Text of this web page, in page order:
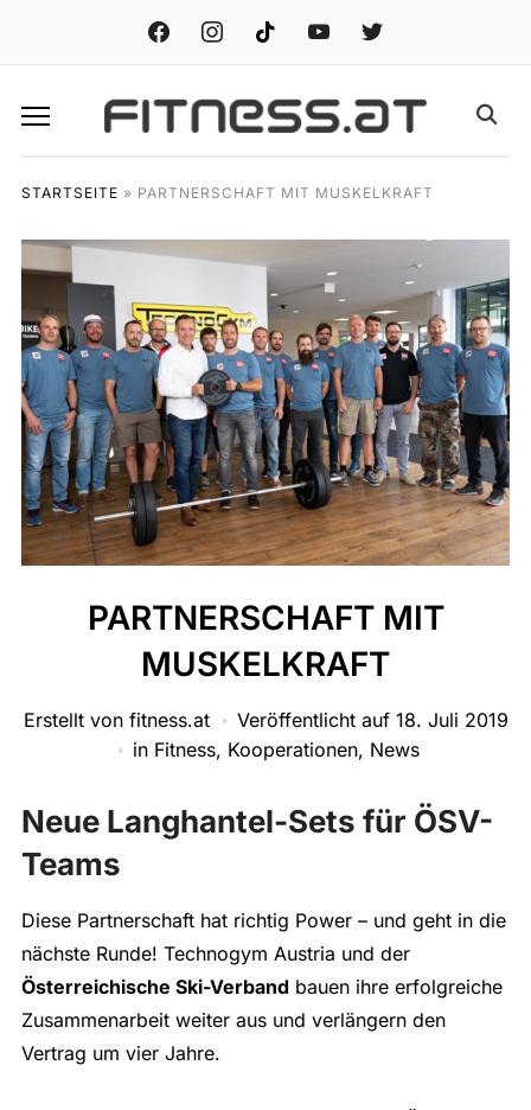
facebook instagramtiktok youtube twitter
STARTSEITE » PARTNERSCHAFT MIT MUSKELKRAFT
PARTNERSCHAFT MIT
MUSKELKRAFT
Erstellt von fitness.at Veröffentlicht auf 18. Juli 2019
in Fitness, Kooperationen, News
Neue Langhantel-Sets für ÖSV-
Teams
Diese Partnerschaft hat richtig Power – und geht in die
nächste Runde! Technogym Austria und der
Österreichische Ski-Verband bauen ihre erfolgreiche
Zusammenarbeit weiter aus und verlängern den
Vertrag um vier Jahre.